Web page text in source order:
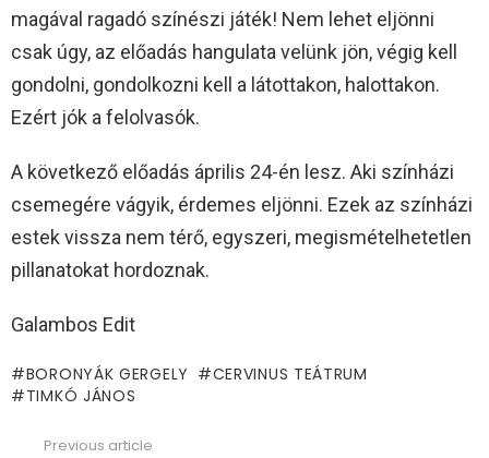
magával ragadó színészi játék! Nem lehet eljönni
csak úgy, az előadás hangulata velünk jön, végig kell
gondolni, gondolkozni kell a látottakon, halottakon.
Ezért jók a felolvasók.
A következő előadás április 24-én lesz. Aki színházi
csemegére vágyik, érdemes eljönni. Ezek az színházi
estek vissza nem térő, egyszeri, megismételhetetlen
pillanatokat hordoznak.
Galambos Edit
BORONYÁK GERGELY
CERVINUS TEÁTRUM
TIMKÓ JÁNOS
Previous article